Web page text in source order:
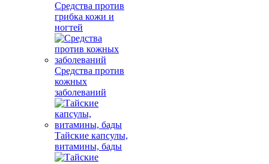
Средства против
грибка кожи и
ногтей
Средства против
кожных
заболеваний
Тайские капсулы,
витамины, бады